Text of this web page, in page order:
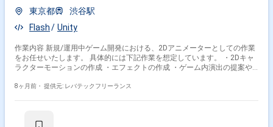
東京都
渋谷駅
Flash
Unity
作業内容 新規/運用中ゲーム開発における、2Dアニメーターとしての作業
をお任せいたします。 具体的には下記作業を想定しています。 ・2Dキャ
ラクターモーションの作成 ・エフェクトの作成 ・ゲーム内演出の提案や
8ヶ月前・ 提供元: レバテックフリーランス